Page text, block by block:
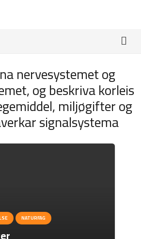
nervesystemet og
og beskriva korleis
miljøgifter og
signalsystema
NATURFAG